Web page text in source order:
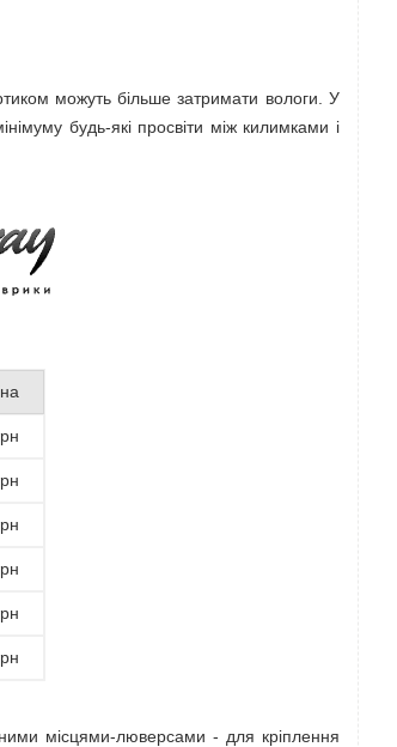
можуть більше затримати вологи. У
будь-які просвіти між килимками і
місцями-люверсами - для кріплення